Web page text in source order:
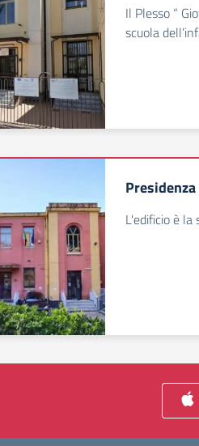
Il Plesso “
scuola
Presidenza
L'edificio è la